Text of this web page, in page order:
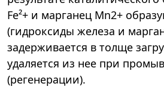
Fe²+ и марганец Mn2+
(гидроксиды железа и
задерживается в толще
удаляется из нее при
(регенерации).